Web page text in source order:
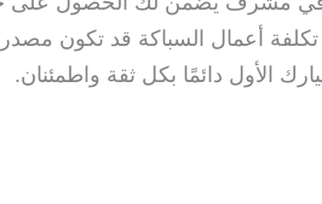
تكلفة أعمال السباكة قد تكون
الأول دائمًا بكل ثقة واطمئنان.